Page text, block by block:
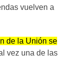
vuelven a
de la Unión se
vez una de las